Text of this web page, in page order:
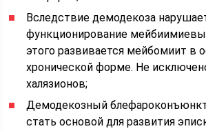
Вследствие демодекоза
функционирование
этого развивается мейбомиит в
хронической форме. Не
халязионов;
Демодекозный
стать основой для развития